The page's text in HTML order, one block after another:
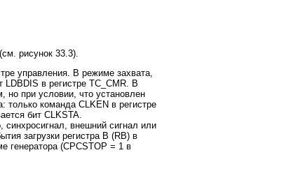
рисунок 33.3).
управления. В режиме захвата,
LDBDIS в регистре TC_CMR. В
но при условии, что установлен
только команда CLKEN в регистре
бит CLKSTA.
синхросигнал, внешний сигнал или
загрузки регистра B (RB) в
генератора (CPCSTOP = 1 в